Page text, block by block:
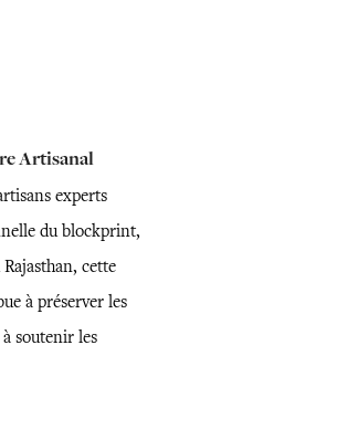
Artisanal
experts
du blockprint,
cette
à préserver les
soutenir les